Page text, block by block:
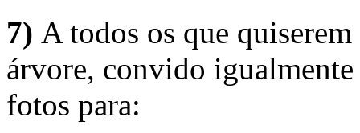
7) A todos os que
árvore, convido
fotos para: